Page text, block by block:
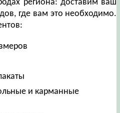
региона: доставим ваш
где вам это необходимо.
и карманные